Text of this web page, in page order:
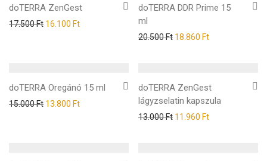
doTERRA ZenGest
17.500Ft 16.100 Ft
doTERRA DDR Prime 15
ml
20.500Ft 18.860 Ft
doTERRA Oregánó 15 ml
15.000Ft 13.800 Ft
doTERRA ZenGest
lágyzselatin kapszula
13.000Ft 11.960 Ft